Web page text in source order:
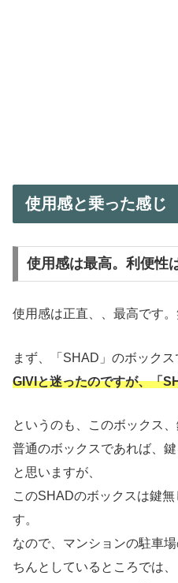
使用感と乗った感じ
使用感は最高。利便性
使用感は正直、、最高です
まず、「SHAD」のボックス
GIVIと迷ったのですが、「
というのも、このボックス
普通のボックスであれば、
と思いますが、
このSHADのボックスは鍵
す。
なので、マンションの駐車
ちんとしているところでは、